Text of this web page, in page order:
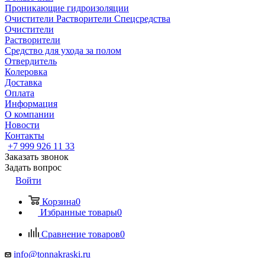
Проникающие гидроизоляции
Очистители Растворители Спецсредства
Очистители
Растворители
Средство для ухода за полом
Отвердитель
Колеровка
Доставка
Оплата
Информация
О компании
Новости
Контакты
+7 999 926 11 33
Заказать звонок
Задать вопрос
Войти
Корзина0
Избранные товары0
Сравнение товаров0
info@tonnakraski.ru